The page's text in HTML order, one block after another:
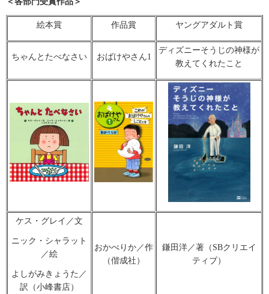
絵本賞 作品賞 ヤングアダルト賞
ちゃんとたべなさい おばけやさん1
ディズニーそうじの神様が
教えてくれたこと
ケス・グレイ／文
ニック・シャラット
／絵
よしがみきょうた／
訳（小峰書店）
おかべりか／作
（偕成社）
鎌田洋／著（SBクリエイ
ティブ）